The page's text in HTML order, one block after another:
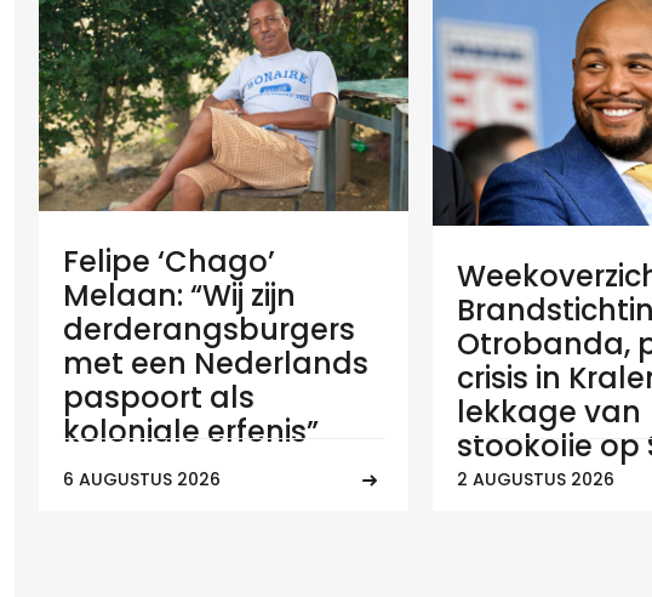
Felipe ‘Chago’
Melaan: “Wij zijn
derderangsburgers
met een Nederlands
paspoort als
koloniale erfenis”
6 AUGUSTUS 2026
Otrobanda,
crisis in
lekkage van
stookolie op
2 AUGUSTUS 2026